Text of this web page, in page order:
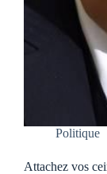
Politique
Attachez vos